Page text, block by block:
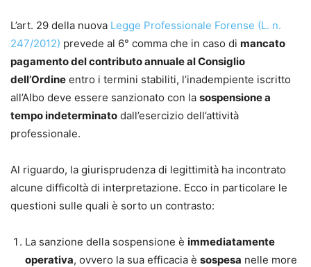
L’art. 29 della nuova Legge Professionale Forense (L. n.
247/2012) prevede al 6° comma che in caso di mancato
pagamento del contributo annuale al Consiglio
dell’Ordine entro i termini stabiliti, l’inadempiente iscritto
all’Albo deve essere sanzionato con la sospensione a
tempo indeterminato dall’esercizio dell’attività
professionale.
Al riguardo, la giurisprudenza di legittimità ha incontrato
alcune difficoltà di interpretazione. Ecco in particolare le
questioni sulle quali è sorto un contrasto:
La sanzione della sospensione è immediatamente
operativa, ovvero la sua efficacia è sospesa nelle more